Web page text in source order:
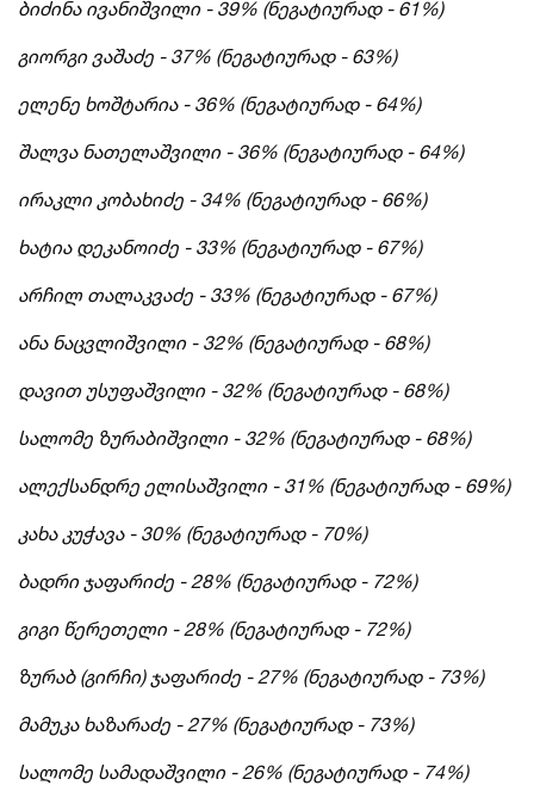
ბიძინა ივანიშვილი - 39% (ნეგატიურად - 61%)
გიორგი ვაშაძე - 37% (ნეგატიურად - 63%)
ელენე ხოშტარია - 36% (ნეგატიურად - 64%)
შალვა ნათელაშვილი - 36% (ნეგატიურად - 64%)
ირაკლი კობახიძე - 34% (ნეგატიურად - 66%)
ხატია დეკანოიძე - 33% (ნეგატიურად - 67%)
არჩილ თალაკვაძე - 33% (ნეგატიურად - 67%)
ანა ნაცვლიშვილი - 32% (ნეგატიურად - 68%)
დავით უსუფაშვილი - 32% (ნეგატიურად - 68%)
სალომე ზურაბიშვილი - 32% (ნეგატიურად - 68%)
ალექსანდრე ელისაშვილი - 31% (ნეგატიურად - 69%)
კახა კუჭავა - 30% (ნეგატიურად - 70%)
ბადრი ჯაფარიძე - 28% (ნეგატიურად - 72%)
გიგი წერეთელი - 28% (ნეგატიურად - 72%)
ზურაბ (გირჩი) ჯაფარიძე - 27% (ნეგატიურად - 73%)
მამუკა ხაზარაძე - 27% (ნეგატიურად - 73%)
სალომე სამადაშვილი - 26% (ნეგატიურად - 74%)